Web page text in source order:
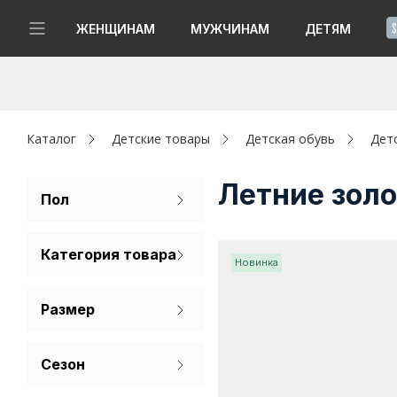
ЖЕНЩИНАМ МУЖЧИНАМ ДЕТЯМ
Женщинам
Капсула
Аутлет
Каталог Детские товары Детская обувь
Пол
Для мальчиков
Категория товара
Размер
Сезон
Летние
Новинка